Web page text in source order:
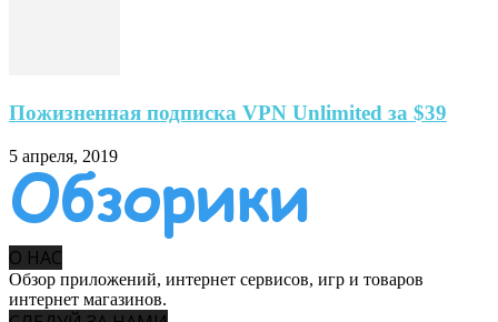
Пожизненная подписка VPN Unlimited за $39
5 апреля, 2019
О НАС
Обзор приложений, интернет сервисов, игр и товаров
интернет магазинов.